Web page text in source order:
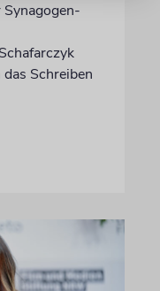
Schreiben